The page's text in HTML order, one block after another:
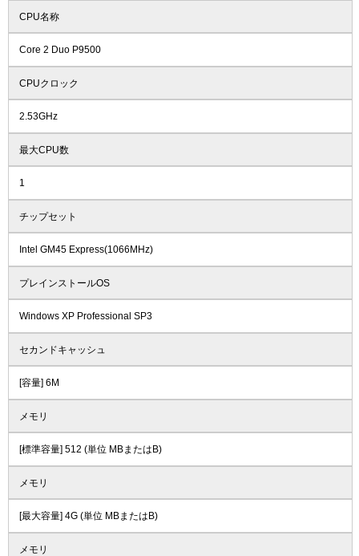
CPU名称
Core 2 Duo P9500
CPUクロック
2.53GHz
最大CPU数
1
チップセット
Intel GM45 Express(1066MHz)
プレインストールOS
Windows XP Professional SP3
セカンドキャッシュ
[容量] 6M
メモリ
[標準容量] 512 (単位 MBまたはB)
メモリ
[最大容量] 4G (単位 MBまたはB)
メモリ